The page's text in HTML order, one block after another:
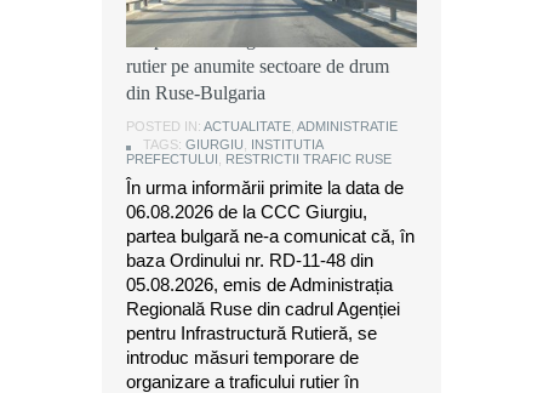
Instituția Prefectului: Măsuri
temporare de organizare a traficului
rutier pe anumite sectoare de drum
din Ruse-Bulgaria
POSTED IN: ACTUALITATE ADMINISTRATIE
TAGS: GIURGIU
INSTITUTIA
PREFECTULUI
RESTRICTII TRAFIC RUSE
În urma informării primite la data de
06.08.2026 de la CCC Giurgiu,
partea bulgară ne-a comunicat că, în
baza Ordinului nr. RD-11-48 din
05.08.2026, emis de Administrația
Regională Ruse din cadrul Agenției
pentru Infrastructură Rutieră, se
introduc măsuri temporare de
organizare a traficului rutier în